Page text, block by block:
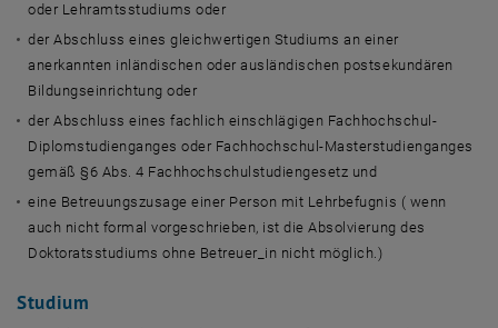
oder Lehramtsstudiums oder
der Abschluss eines gleichwertigen Studiums an einer
anerkannten inländischen oder ausländischen postsekundären
Bildungseinrichtung oder
der Abschluss eines fachlich einschlägigen Fachhochschul-
Diplomstudienganges oder Fachhochschul-Masterstudienganges
gemäß §6 Abs. 4 Fachhochschulstudiengesetz und
eine Betreuungszusage einer Person mit Lehrbefugnis ( wenn
auch nicht formal vorgeschrieben, ist die Absolvierung des
Doktoratsstudiums ohne Betreuer_in nicht möglich.)
Studium